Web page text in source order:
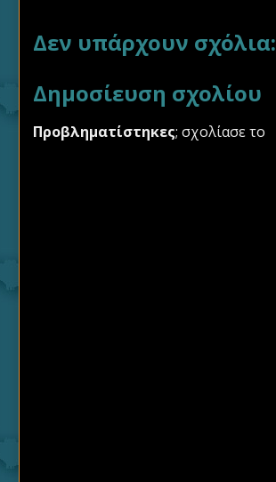
Δεν υπάρχουν σχόλια:
Δημοσίευση σχολίου
Προβληματίστηκες; σχολίασε το